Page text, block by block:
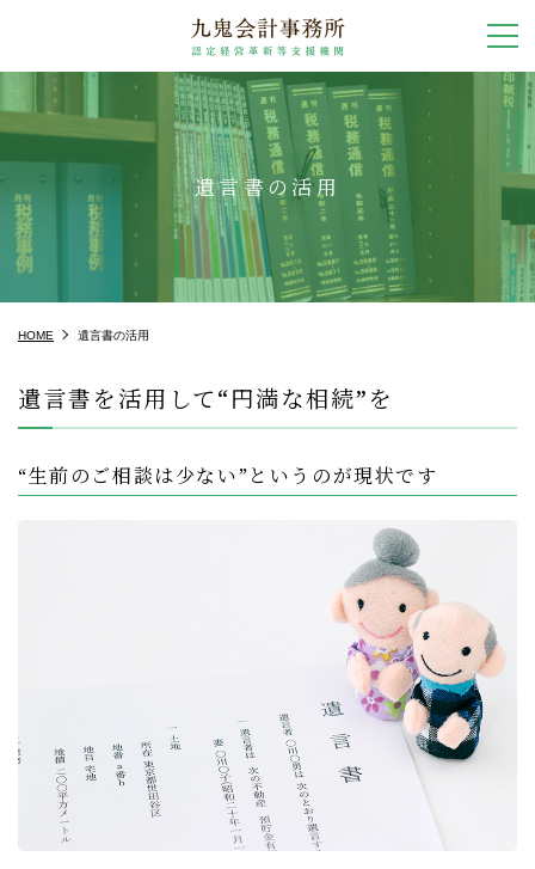
遺言書の活用
HOME 遺言書の活用
遺言書を活用して“円満な相続”を
“生前のご相談は少ない”というのが現状です